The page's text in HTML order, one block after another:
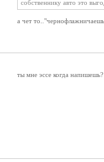
собственнику авто это
а чет
ты мне эссе когда напишешь?